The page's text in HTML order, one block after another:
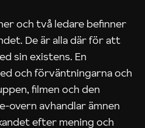
och två ledare befinner
De är alla där för att
sin existens. En
och förväntningarna och
filmen och den
overn avhandlar ämnen
efter mening och